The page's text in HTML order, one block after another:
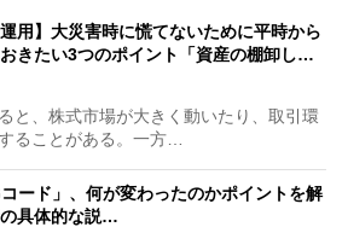
運用】大災害時に慌てないために平時から
きたい3つのポイント「資産の棚卸し…
と、株式市場が大きく動いたり、取引環
ることがある。一方…
ード」、何が変わったのかポイントを解
具体的な説…